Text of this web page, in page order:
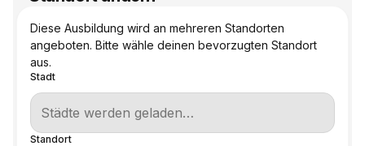
Diese Ausbildung wird an mehreren Standorten
angeboten. Bitte wähle deinen bevorzugten Standort
aus.
Stadt
Standort